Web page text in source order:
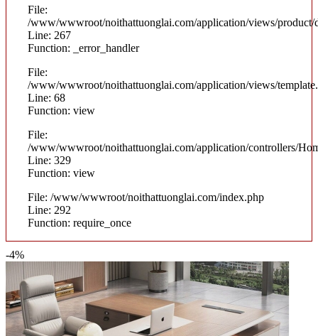
File:
/www/wwwroot/noithattuonglai.com/application/views/product/
Line: 267
Function: _error_handler
File:
/www/wwwroot/noithattuonglai.com/application/views/
Line: 68
Function: view
File:
/www/wwwroot/noithattuonglai.com/application/controllers/
Line: 329
Function: view
File: /www/wwwroot/noithattuonglai.com/index.php
Line: 292
Function: require_once
-4%